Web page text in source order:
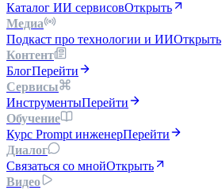
Каталог ИИ сервисовОткрыть
Медиа
Подкаст про технологии и ИИОткрыть
Контент
БлогПерейти
Сервисы
ИнструментыПерейти
Обучение
Курс Prompt инженерПерейти
Диалог
Связаться со мнойОткрыть
Видео